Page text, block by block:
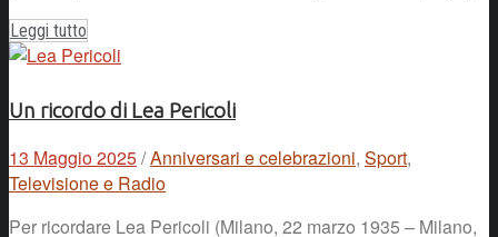
Leggi tutto
Un ricordo di Lea Pericoli
13 Maggio 2025/Anniversari e celebrazioni, Sport,
Televisione e Radio
Per ricordare Lea Pericoli (Milano, 22 marzo 1935 – Milano,